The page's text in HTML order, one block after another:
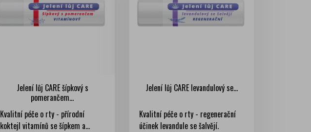
Jelení lůj CARE šípkový s
pomerančem...
Kvalitní péče o rty - přírodní
koktejl vitamínů se šípkem a...
Jelení lůj CARE levandulový se...
Kvalitní péče o rty - regenerační
účinek levandule se šalvějí.